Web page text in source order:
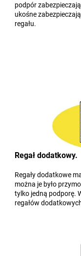
podpór
ukośne
regału.
Regał dodatkowy.
Regały dodatkowe
można je było
tylko jedną podporę.
regałów